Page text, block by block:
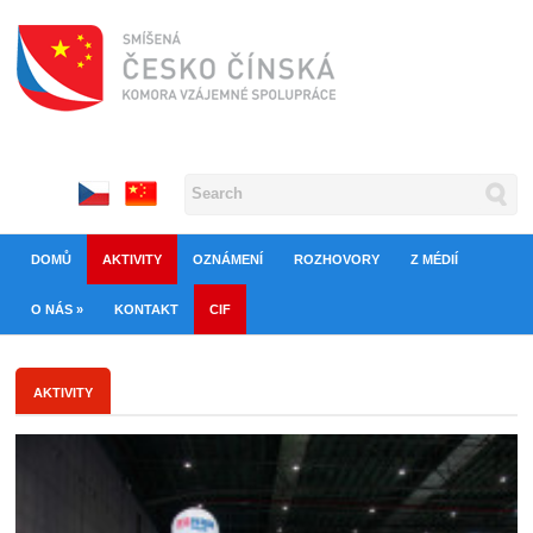
DOMŮ AKTIVITY OZNÁMENÍ ROZHOVORY Z MÉDIÍ
O NÁS » KONTAKT CIF
AKTIVITY